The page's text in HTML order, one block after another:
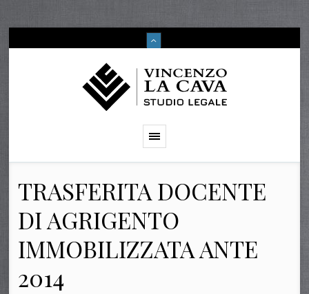
TRASFERITA DOCENTE
DI AGRIGENTO
IMMOBILIZZATA ANTE
2014